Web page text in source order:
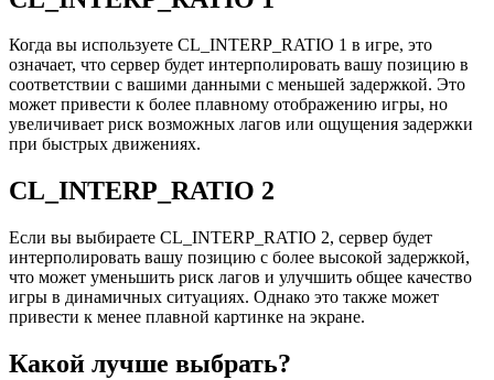
Когда вы используете CL_INTERP_RATIO 1 в игре, это
означает, что сервер будет интерполировать вашу позицию в
соответствии с вашими данными с меньшей задержкой. Это
может привести к более плавному отображению игры, но
увеличивает риск возможных лагов или ощущения задержки
при быстрых движениях.
CL_INTERP_RATIO 2
Если вы выбираете CL_INTERP_RATIO 2, сервер будет
интерполировать вашу позицию с более высокой задержкой,
что может уменьшить риск лагов и улучшить общее качество
игры в динамичных ситуациях. Однако это также может
привести к менее плавной картинке на экране.
Какой лучше выбрать?